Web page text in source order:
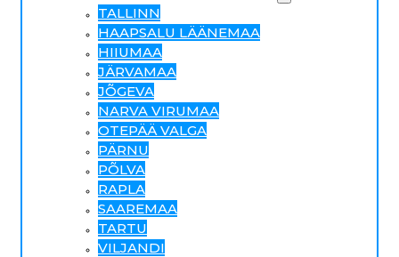
TALLINN
HAAPSALU LÄÄNEMAA
HIIUMAA
JÄRVAMAA
JÕGEVA
NARVA VIRUMAA
OTEPÄÄ VALGA
PÄRNU
PÕLVA
RAPLA
SAAREMAA
TARTU
VILJANDI